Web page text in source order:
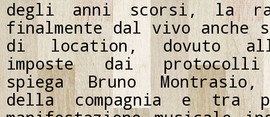
degli anni scorsi, la
finalmente dal vivo anche
di location, dovuto
imposte dai protocolli
spiega Bruno Montrasio,
della compagnia e tra